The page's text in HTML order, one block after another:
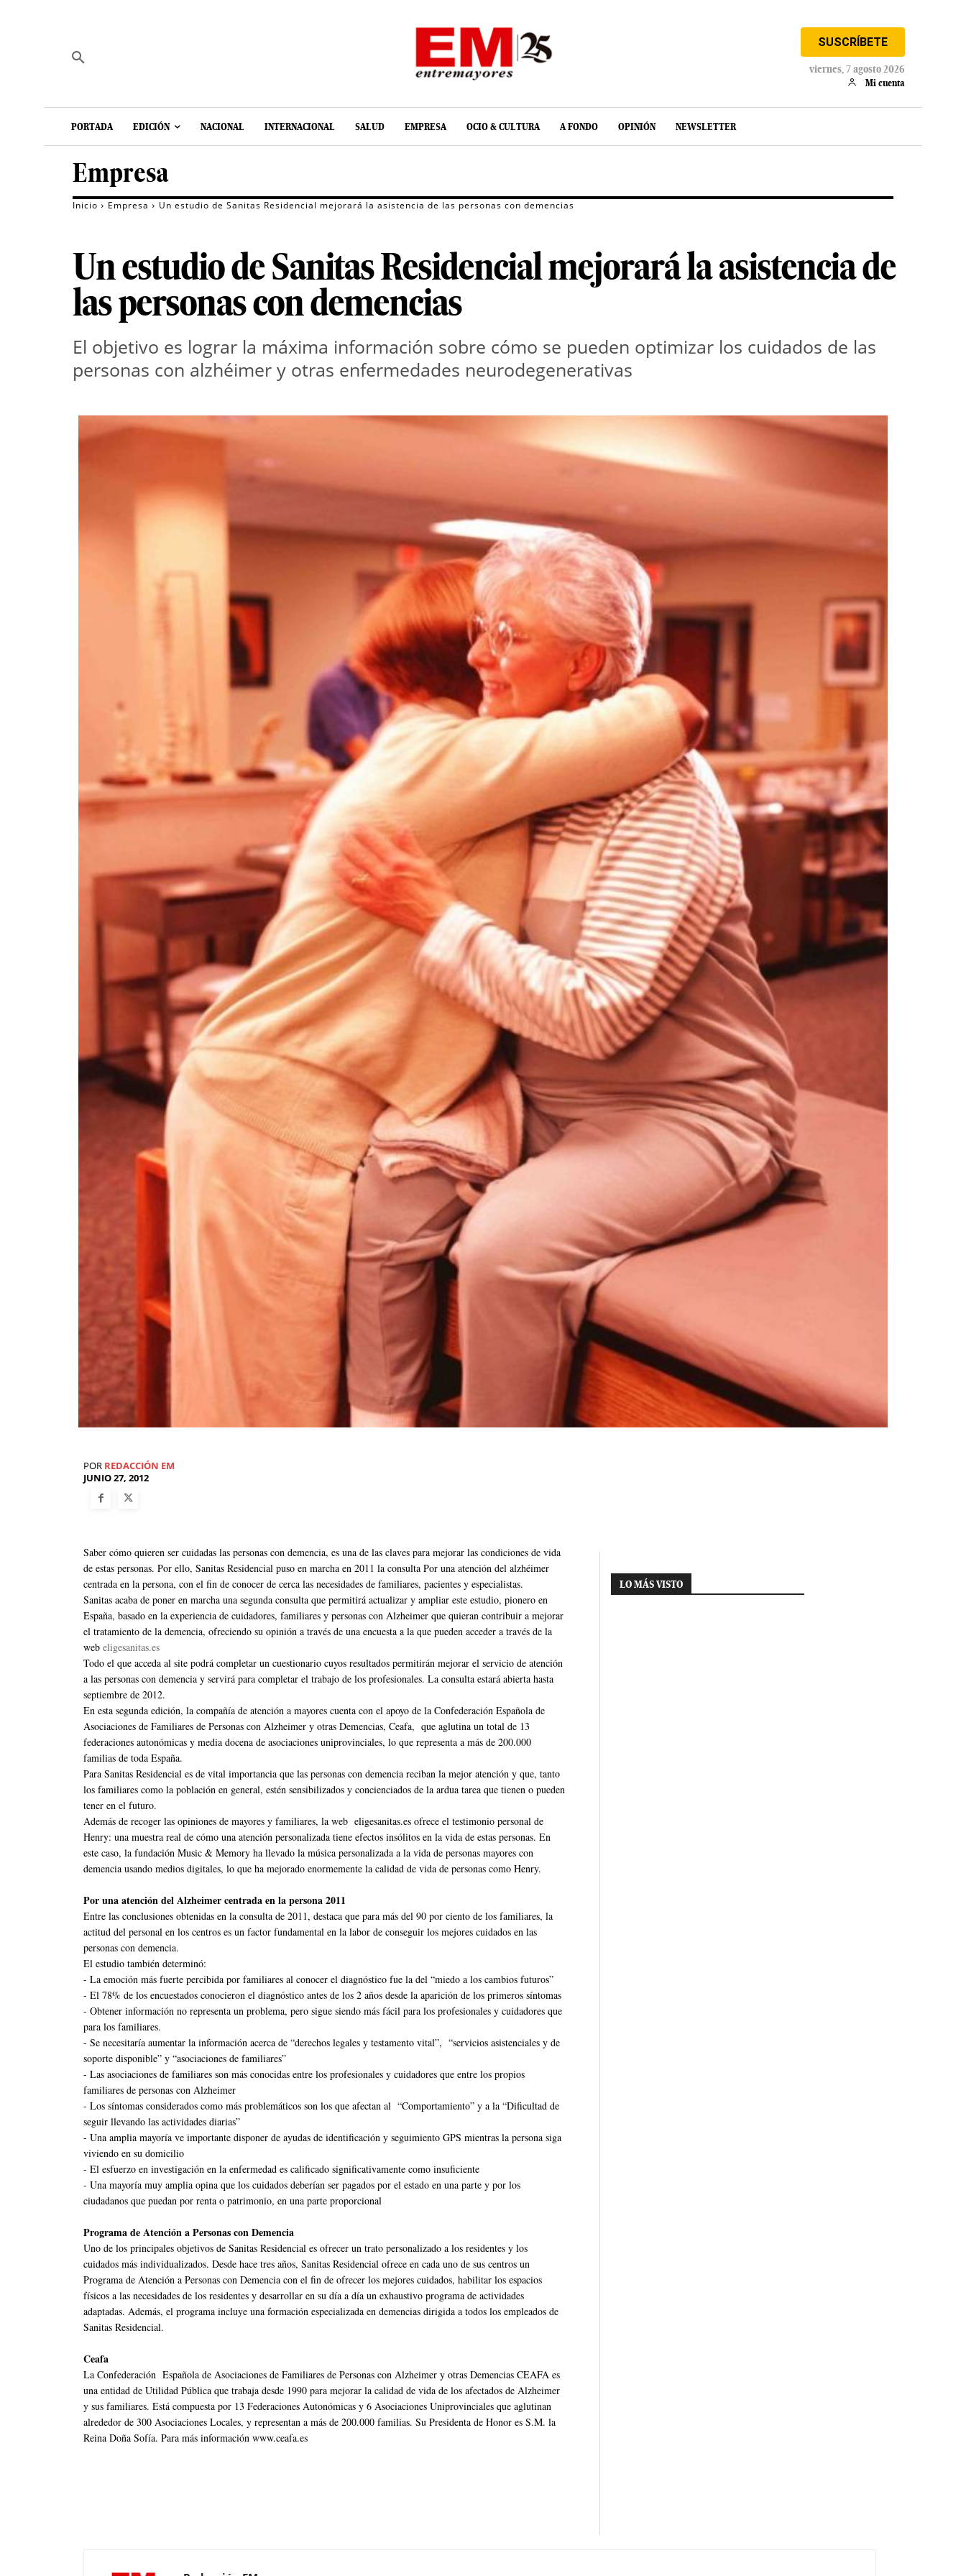
SUSCRÍBETE
viernes, 7 agosto 2026
Mi cuenta
PORTADA EDICIÓN NACIONAL INTERNACIONAL SALUD EMPRESA OCIO & CULTURA A FONDO OPINIÓN NEWSLETTER
Empresa
Inicio Empresa Un estudio de Sanitas Residencial mejorará la asistencia de las personas con demencias
Un estudio de Sanitas Residencial mejorará la asistencia de
las personas con demencias
El objetivo es lograr la máxima información sobre cómo se pueden optimizar los cuidados de las
personas con alzhéimer y otras enfermedades neurodegenerativas
POR REDACCIÓN EM
JUNIO 27, 2012
Saber cómo quieren ser cuidadas las personas con demencia, es una de las claves para mejorar las condiciones de vida
de estas personas. Por ello, Sanitas Residencial puso en marcha en 2011 la consulta Por una atención del alzhéimer
centrada en la persona, con el fin de conocer de cerca las necesidades de familiares, pacientes y especialistas.
Sanitas acaba de poner en marcha una segunda consulta que permitirá actualizar y ampliar este estudio, pionero en
España, basado en la experiencia de cuidadores, familiares y personas con Alzheimer que quieran contribuir a mejorar
el tratamiento de la demencia, ofreciendo su opinión a través de una encuesta a la que pueden acceder a través de la
web eligesanitas.es
Todo el que acceda al site podrá completar un cuestionario cuyos resultados permitirán mejorar el servicio de atención
a las personas con demencia y servirá para completar el trabajo de los profesionales. La consulta estará abierta hasta
septiembre de 2012.
En esta segunda edición, la compañía de atención a mayores cuenta con el apoyo de la Confederación Española de
Asociaciones de Familiares de Personas con Alzheimer y otras Demencias, Ceafa, que aglutina un total de 13
federaciones autonómicas y media docena de asociaciones uniprovinciales, lo que representa a más de 200.000
familias de toda España.
Para Sanitas Residencial es de vital importancia que las personas con demencia reciban la mejor atención y que, tanto
los familiares como la población en general, estén sensibilizados y concienciados de la ardua tarea que tienen o pueden
tener en el futuro.
Además de recoger las opiniones de mayores y familiares, la web eligesanitas.es ofrece el testimonio personal de
Henry: una muestra real de cómo una atención personalizada tiene efectos insólitos en la vida de estas personas. En
este caso, la fundación Music & Memory ha llevado la música personalizada a la vida de personas mayores con
demencia usando medios digitales, lo que ha mejorado enormemente la calidad de vida de personas como Henry.
Por una atención del Alzheimer centrada en la persona 2011
Entre las conclusiones obtenidas en la consulta de 2011, destaca que para más del 90 por ciento de los familiares, la
actitud del personal en los centros es un factor fundamental en la labor de conseguir los mejores cuidados en las
personas con demencia.
El estudio también determinó:
- La emoción más fuerte percibida por familiares al conocer el diagnóstico fue la del “miedo a los cambios futuros”
- El 78% de los encuestados conocieron el diagnóstico antes de los 2 años desde la aparición de los primeros síntomas
- Obtener información no representa un problema, pero sigue siendo más fácil para los profesionales y cuidadores que
para los familiares.
- Se necesitaría aumentar la información acerca de “derechos legales y testamento vital”, “servicios asistenciales y de
soporte disponible” y “asociaciones de familiares”
- Las asociaciones de familiares son más conocidas entre los profesionales y cuidadores que entre los propios
familiares de personas con Alzheimer
- Los síntomas considerados como más problemáticos son los que afectan al “Comportamiento” y a la “Dificultad de
seguir llevando las actividades diarias”
- Una amplia mayoría ve importante disponer de ayudas de identificación y seguimiento GPS mientras la persona siga
viviendo en su domicilio
- El esfuerzo en investigación en la enfermedad es calificado significativamente como insuficiente
- Una mayoría muy amplia opina que los cuidados deberían ser pagados por el estado en una parte y por los
ciudadanos que puedan por renta o patrimonio, en una parte proporcional
Programa de Atención a Personas con Demencia
Uno de los principales objetivos de Sanitas Residencial es ofrecer un trato personalizado a los residentes y los
cuidados más individualizados. Desde hace tres años, Sanitas Residencial ofrece en cada uno de sus centros un
Programa de Atención a Personas con Demencia con el fin de ofrecer los mejores cuidados, habilitar los espacios
físicos a las necesidades de los residentes y desarrollar en su día a día un exhaustivo programa de actividades
adaptadas. Además, el programa incluye una formación especializada en demencias dirigida a todos los empleados de
Sanitas Residencial.
Ceafa
La Confederación Española de Asociaciones de Familiares de Personas con Alzheimer y otras Demencias CEAFA es
una entidad de Utilidad Pública que trabaja desde 1990 para mejorar la calidad de vida de los afectados de Alzheimer
y sus familiares. Está compuesta por 13 Federaciones Autonómicas y 6 Asociaciones Uniprovinciales que aglutinan
alrededor de 300 Asociaciones Locales, y representan a más de 200.000 familias. Su Presidenta de Honor es S.M. la
Reina Doña Sofía. Para más información www.ceafa.es
LO MÁS VISTO